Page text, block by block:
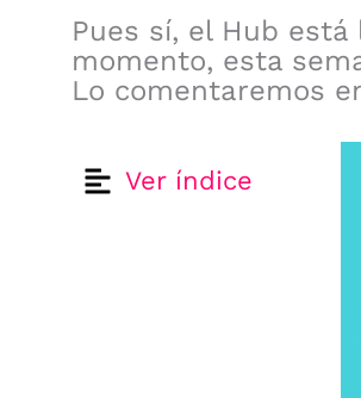
Pues sí, el Hub está
momento, esta
Lo comentaremos
Ver índice